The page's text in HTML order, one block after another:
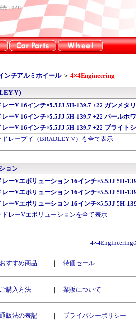
売｜DAC
ンチアルミホイール＞ 4×4Engineering
V）
レーV 16インチ×5.5JJ 5H-139.7 +22 ガンメタ
レーV 16インチ×5.5JJ 5H-139.7 +22 パールホ
レーV 16インチ×5.5JJ 5H-139.7 +22 ブライト
レーブイ（BRADLEY-V）を全て表示
ョン
レーVエボリューション 16インチ×5.5JJ 5H-
レーVエボリューション 16インチ×5.5JJ 5H-
レーVエボリューション 16インチ×5.5JJ 5H-
レーVエボリューションを全て表示
4×4Engineering
おすすめ商品 ｜ 特価セール
ご購入方法 ｜ 業販について
通販法の表記 ｜ プライバシーポリシー